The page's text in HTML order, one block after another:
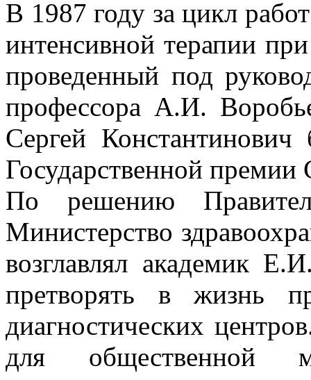
В 1987 году за цикл
интенсивной терапии
проведенный под
профессора А.И.
Сергей Константинович
Государственной
По решению
Министерство
возглавлял академик
претворять в жизнь
диагностических
для общественной